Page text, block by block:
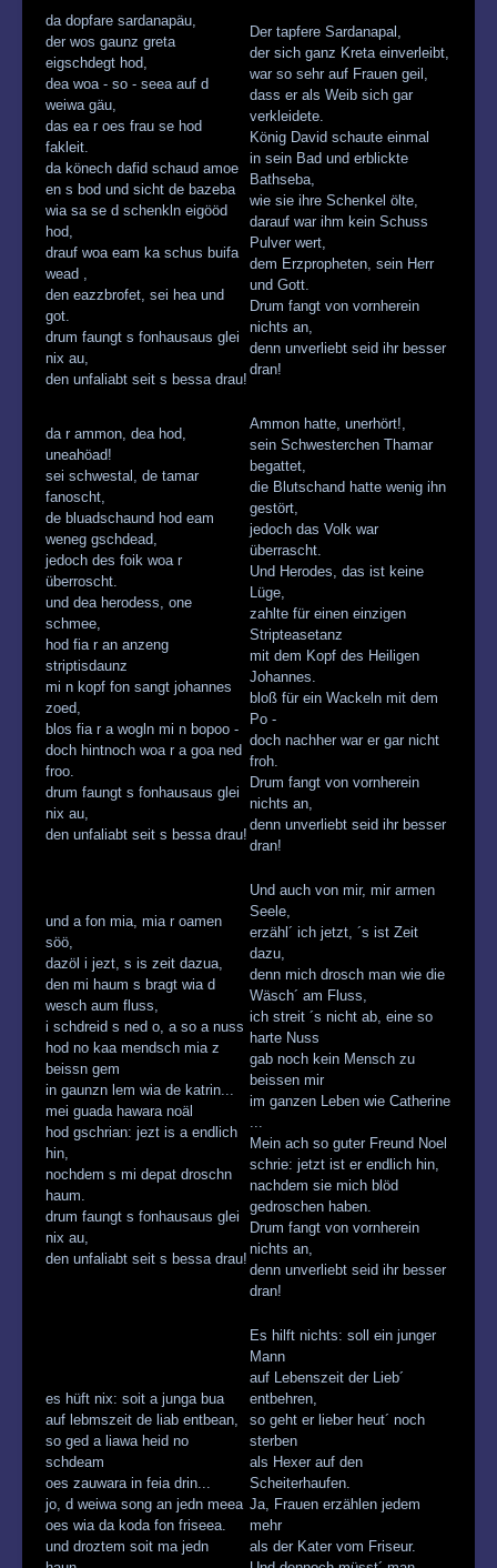
da dopfare sardanapäu,
der wos gaunz greta
eigschdegt hod,
dea woa - so - seea auf d
weiwa gäu,
das ea r oes frau se hod
fakleit.
da könech dafid schaud amoe
en s bod und sicht de bazeba
wia sa se d schenkln eigööd
hod,
drauf woa eam ka schus buifa
wead ,
den eazzbrofet, sei hea und
got.
drum faungt s fonhausaus glei
nix au,
den unfaliabt seit s bessa drau!
Der tapfere Sardanapal,
der sich ganz Kreta einverleibt,
war so sehr auf Frauen geil,
dass er als Weib sich gar
verkleidete.
König David schaute einmal
in sein Bad und erblickte
Bathseba,
wie sie ihre Schenkel ölte,
darauf war ihm kein Schuss
Pulver wert,
dem Erzpropheten, sein Herr
und Gott.
Drum fangt von vornherein
nichts an,
denn unverliebt seid ihr besser
dran!
da r ammon, dea hod,
uneahöad!
sei schwestal, de tamar
fanoscht,
de bluadschaund hod eam
weneg gschdead,
jedoch des foik woa r
überroscht.
und dea herodess, one
schmee,
hod fia r an anzeng
striptisdaunz
mi n kopf fon sangt johannes
zoed,
blos fia r a wogln mi n bopoo -
doch hintnoch woa r a goa ned
froo.
drum faungt s fonhausaus glei
nix au,
den unfaliabt seit s bessa drau!
Ammon hatte, unerhört!,
sein Schwesterchen Thamar
begattet,
die Blutschand hatte wenig ihn
gestört,
jedoch das Volk war
überrascht.
Und Herodes, das ist keine
Lüge,
zahlte für einen einzigen
Stripteasetanz
mit dem Kopf des Heiligen
Johannes.
bloß für ein Wackeln mit dem
Po -
doch nachher war er gar nicht
froh.
Drum fangt von vornherein
nichts an,
denn unverliebt seid ihr besser
dran!
und a fon mia, mia r oamen
söö,
dazöl i jezt, s is zeit dazua,
den mi haum s bragt wia d
wesch aum fluss,
i schdreid s ned o, a so a nuss
hod no kaa mendsch mia z
beissn gem
in gaunzn lem wia de katrin...
mei guada hawara noäl
hod gschrian: jezt is a endlich
hin,
nochdem s mi depat droschn
haum.
drum faungt s fonhausaus glei
nix au,
den unfaliabt seit s bessa drau!
Und auch von mir, mir armen
Seele,
erzähl´ ich jetzt, ´s ist Zeit
dazu,
denn mich drosch man wie die
Wäsch´ am Fluss,
ich streit ´s nicht ab, eine so
harte Nuss
gab noch kein Mensch zu
beissen mir
im ganzen Leben wie Catherine
Mein ach so guter Freund Noel
schrie: jetzt ist er endlich hin,
nachdem sie mich blöd
gedroschen haben.
Drum fangt von vornherein
nichts an,
denn unverliebt seid ihr besser
dran!
es hüft nix: soit a junga bua
auf lebmszeit de liab entbean,
so ged a liawa heid no
schdeam
oes zauwara in feia drin...
jo, d weiwa song an jedn meea
oes wia da koda fon friseea.
und droztem soit ma jedn
Es hilft nichts: soll ein junger
Mann
auf Lebenszeit der Lieb´
entbehren,
so geht er lieber heut´ noch
sterben
als Hexer auf den
Scheiterhaufen.
Ja, Frauen erzählen jedem
mehr
als der Kater vom Friseur.